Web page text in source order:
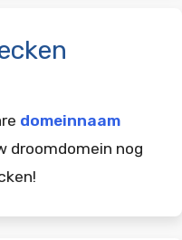
domeinnaam
droomdomein nog